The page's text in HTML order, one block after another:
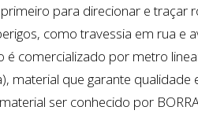
para direcionar e traçar
como travessia em rua e
é comercializado por metro
material que garante
ser conhecido por